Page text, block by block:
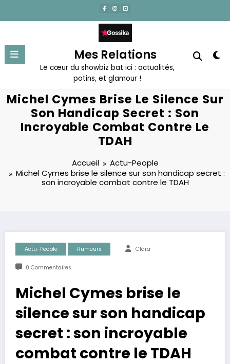
contenu
Mes Relations
Le cœur du showbiz bat ici : actualités,
potins, et glamour !
Michel Cymes Brise Le Silence Sur
Son Handicap Secret : Son
Incroyable Combat Contre Le
TDAH
Accueil
Actu-People
Michel Cymes brise le silence sur son handicap secret :
son incroyable combat contre le TDAH
Actu-People Rumeurs Clara
0 Commentaires
Michel Cymes brise le
silence sur son handicap
secret : son incroyable
combat contre le TDAH